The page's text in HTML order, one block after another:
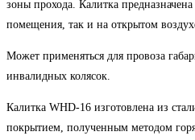
зоны прохода. Калитка
помещения, так и на открытом
Может применяться для провоза
инвалидных колясок.
Калитка WHD-16 изготовлена из
покрытием, полученным методом